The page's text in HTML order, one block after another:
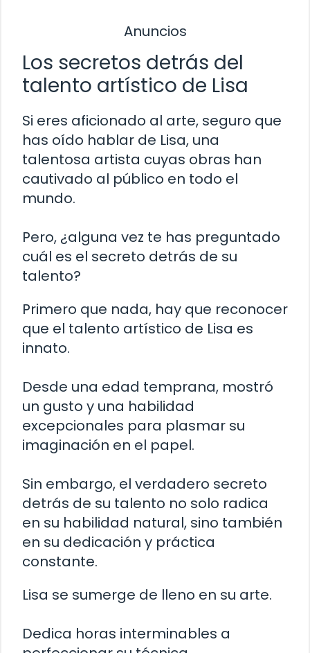
Anuncios
Los secretos detrás del
talento artístico de Lisa
Si eres aficionado al arte, seguro que
has oído hablar de Lisa, una
talentosa artista cuyas obras han
cautivado al público en todo el
mundo.
Pero, ¿alguna vez te has preguntado
cuál es el secreto detrás de su
talento?
Primero que nada, hay que reconocer
que el talento artístico de Lisa es
innato.
Desde una edad temprana, mostró
un gusto y una habilidad
excepcionales para plasmar su
imaginación en el papel.
Sin embargo, el verdadero secreto
detrás de su talento no solo radica
en su habilidad natural, sino también
en su dedicación y práctica
constante.
Lisa se sumerge de lleno en su arte.
Dedica horas interminables a